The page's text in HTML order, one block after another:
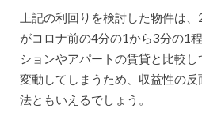
上記の利回りを検討した物件は
がコロナ前の4分の1から3分の1
ションやアパートの賃貸と比較し
変動してしまうため、収益性の
法ともいえるでしょう。